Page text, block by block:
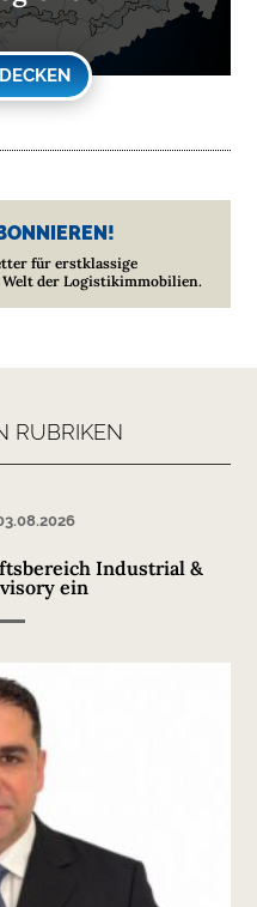
für erstklassige
der Logistikimmobilien.
RUBRIKEN
Industrial &
ein